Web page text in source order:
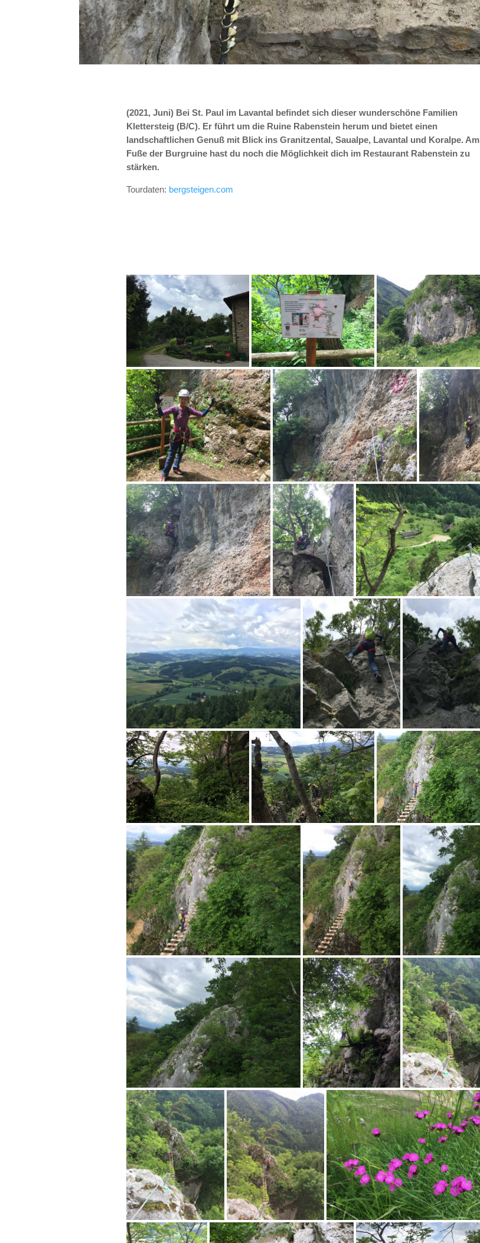
(2021, Juni) Bei St. Paul im Lavantal befindet sich dieser wunderschöne Familien
Klettersteig (B/C). Er führt um die Ruine Rabenstein herum und bietet einen
landschaftlichen Genuß mit Blick ins Granitzental, Saualpe, Lavantal und Koralpe. Am
Fuße der Burgruine hast du noch die Möglichkeit dich im Restaurant Rabenstein zu
stärken.
Tourdaten: bergsteigen.com